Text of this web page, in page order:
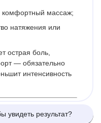
комфортный массаж;
натяжения или
острая боль,
— обязательно
интенсивность
увидеть результат?